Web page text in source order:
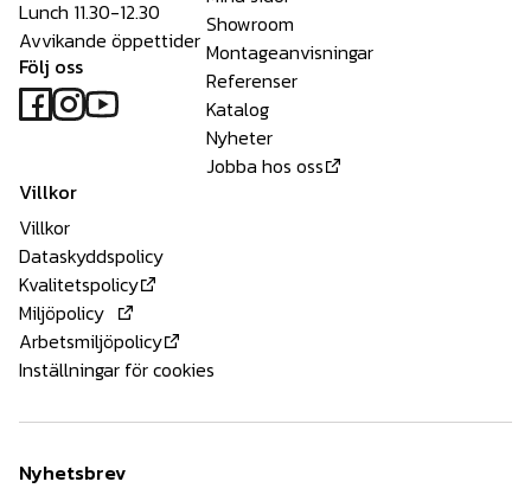
Lunch 11.30-12.30
Avvikande öppettider
Följ oss
Showroom
Montageanvisningar
Referenser
Katalog
Nyheter
Jobba hos oss
Villkor
Villkor
Dataskyddspolicy
Kvalitetspolicy
Miljöpolicy
Arbetsmiljöpolicy
Inställningar för cookies
Nyhetsbrev